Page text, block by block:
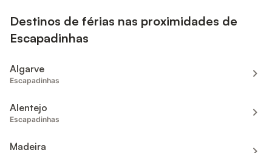
Destinos de férias nas proximidades de
Escapadinhas
Algarve
Escapadinhas
Alentejo
Escapadinhas
Madeira